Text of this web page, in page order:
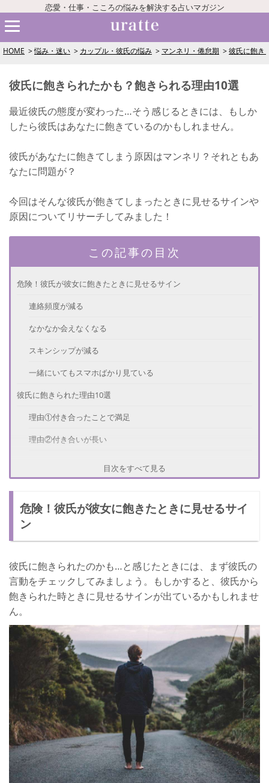
恋愛・仕事・こころの悩みを解決する占いマガジン
HOME 悩み・迷い カップル・彼氏の悩み マンネリ・倦怠期 彼氏に飽き
彼氏に飽きられたかも？飽きられる理由10選
最近彼氏の態度が変わった…そう感じるときには、もしか
したら彼氏はあなたに飽きているのかもしれません。
彼氏があなたに飽きてしまう原因はマンネリ？それともあ
なたに問題が？
今回はそんな彼氏が飽きてしまったときに見せるサインや
原因についてリサーチしてみました！
この記事の目次
危険！彼氏が彼女に飽きたときに見せるサイン
連絡頻度が減る
なかなか会えなくなる
スキンシップが減る
一緒にいてもスマホばかり見ている
彼氏に飽きられた理由10選
理由①付き合ったことで満足
理由②付き合いが長い
理由⑤共通点がない
理由⑥会話が盛り上がらない
理由⑧見た目重視で付き合った
理由⑨気持ちの差
こんな彼女は飽きられやすい！飽きられる女の特徴
彼氏に飽きられたときの対処法
さいごに
目次をすべて見る
危険！彼氏が彼女に飽きたときに見せるサイ
ン
彼氏に飽きられたのかも…と感じたときには、まず彼氏の
言動をチェックしてみましょう。もしかすると、彼氏から
飽きられた時ときに見せるサインが出ているかもしれませ
ん。